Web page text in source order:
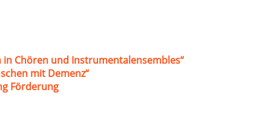
Chören und Instrumentalensembles“
mit Demenz“
Förderung